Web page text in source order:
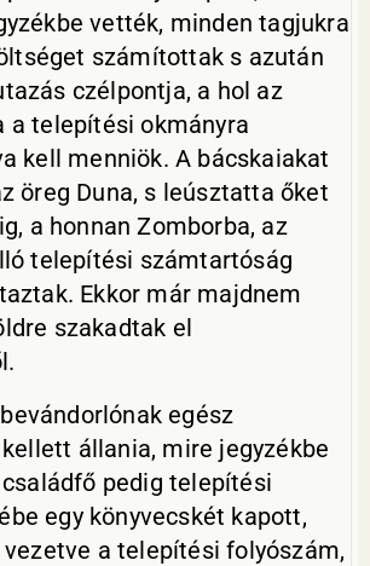
vették, minden tagjukra
számítottak s azután
czélpontja, a hol az
a telepítési okmányra
kell menniök. A bácskaiakat
öreg Duna, s leúsztatta őket
a honnan Zomborba, az
telepítési számtartóság
Ekkor már majdnem
szakadtak el
egész
állania, mire jegyzékbe
pedig telepítési
egy könyvecskét kapott,
a telepítési folyószám,